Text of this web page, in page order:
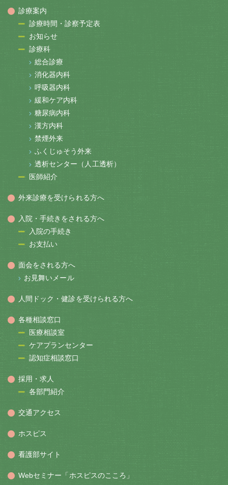
診療案内
診療時間・診察予定表
お知らせ
診療科
総合診療
消化器内科
呼吸器内科
緩和ケア内科
糖尿病内科
漢方内科
禁煙外来
ふくじゅそう外来
透析センター（人工透析）
医師紹介
外来診療を受けられる方へ
入院・手続きをされる方へ
入院の手続き
お支払い
面会をされる方へ
お見舞いメール
人間ドック・健診を受けられる方へ
各種相談窓口
医療相談室
ケアプランセンター
認知症相談窓口
採用・求人
各部門紹介
交通アクセス
ホスピス
看護部サイト
Webセミナー「ホスピスのこころ」